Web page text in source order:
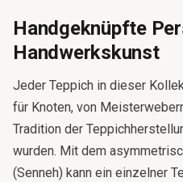
Handgeknüpfte
Handwerkskunst
Jeder Teppich in dieser
für Knoten, von
Tradition der
wurden. Mit dem
(Senneh) kann ein einzelner